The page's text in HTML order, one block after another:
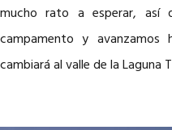
mucho rato a esperar, así
campamento y
cambiará al valle de la Laguna